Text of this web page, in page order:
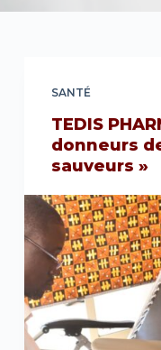
SANTÉ
TEDIS
donneurs
sauveurs »